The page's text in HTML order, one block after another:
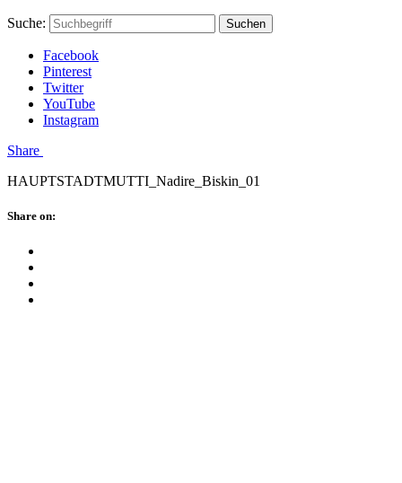
Skip
content
Hauptstadtmutti
Schließen
Search
Schließen
Suche: Suchen
Facebook
Pinterest
Twitter
YouTube
Instagram
Menü
Share
HAUPTSTADTMUTTI_Nadire_Biskin_01
Schließen
Share on: